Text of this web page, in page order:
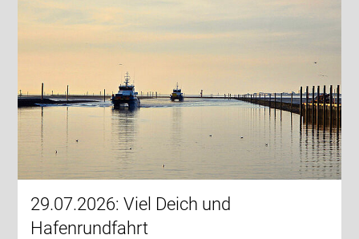
29.07.2026: Viel Deich und
Hafenrundfahrt